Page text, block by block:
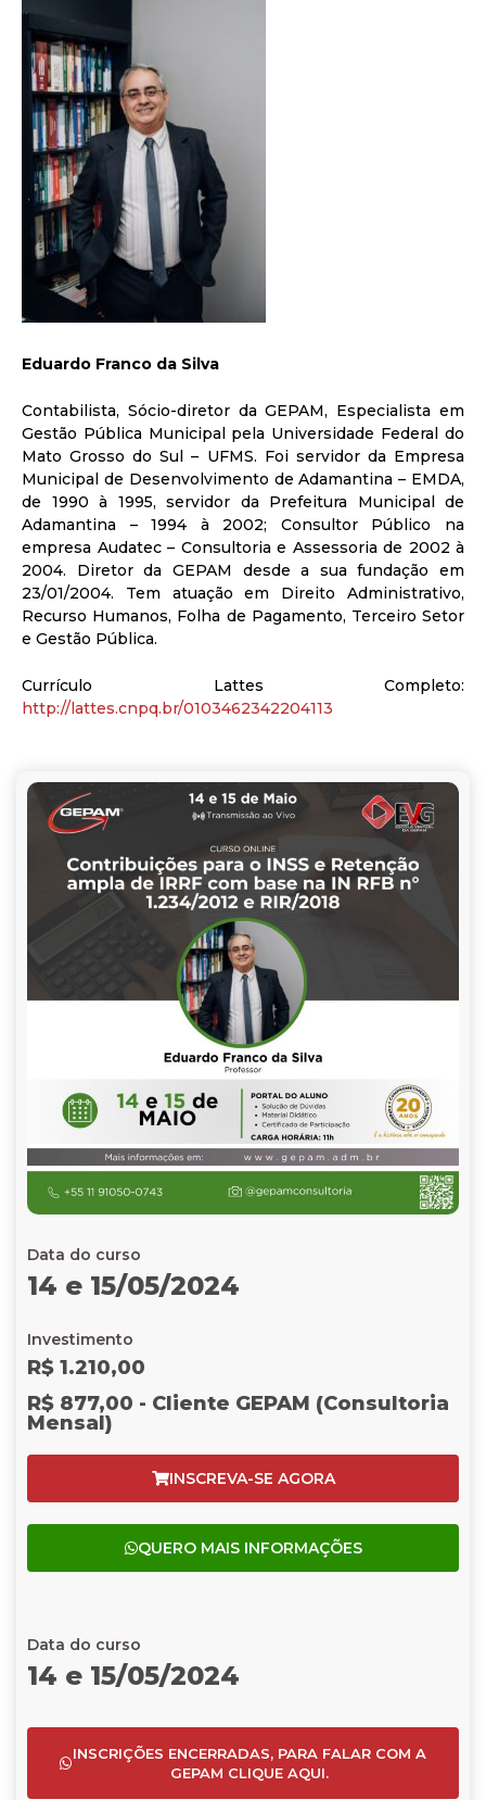
Eduardo Franco da Silva
Contabilista, Sócio-diretor da GEPAM, Especialista em
Gestão Pública Municipal pela Universidade Federal do
Mato Grosso do Sul – UFMS. Foi servidor da Empresa
Municipal de Desenvolvimento de Adamantina – EMDA,
de 1990 à 1995, servidor da Prefeitura Municipal de
Adamantina – 1994 à 2002; Consultor Público na
empresa Audatec – Consultoria e Assessoria de 2002 à
2004. Diretor da GEPAM desde a sua fundação em
23/01/2004. Tem atuação em Direito Administrativo,
Recurso Humanos, Folha de Pagamento, Terceiro Setor
e Gestão Pública.
Currículo Lattes Completo:
http://lattes.cnpq.br/0103462342204113
Data do curso
14 e 15/05/2024
Investimento
R$ 1.210,00
R$ 877,00 - Cliente GEPAM (Consultoria
Mensal)
INSCREVA-SE AGORA
QUERO MAIS INFORMAÇÕES
Data do curso
14 e 15/05/2024
INSCRIÇÕES ENCERRADAS, PARA FALAR COM A
GEPAM CLIQUE AQUI.